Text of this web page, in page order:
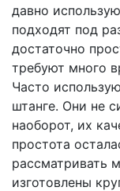
давно
подходят под
достаточно
требуют много
Часто
штанге. Они не
наоборот, их
простота
рассматривать
изготовлены